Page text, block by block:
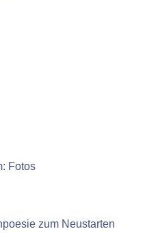
Fotos
zum Neustarten